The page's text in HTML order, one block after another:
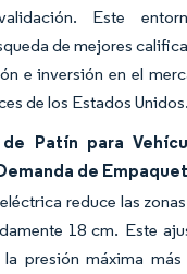
Este
de mejores
e inversión en el
de los Estados Unidos.
Patín para
de
reduce las
18 cm. Este
presión máxima